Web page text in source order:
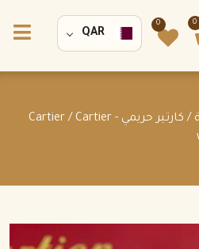
0
QAR
/كارتير حريمي - Cartier/ Cartier